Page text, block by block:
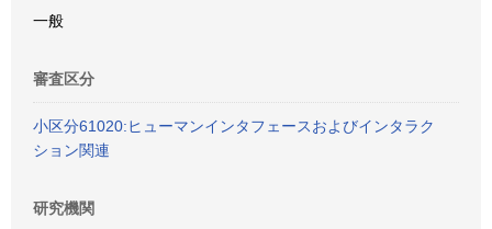
一般
審査区分
小区分61020:ヒューマンインタフェースおよびインタラク
ション関連
研究機関